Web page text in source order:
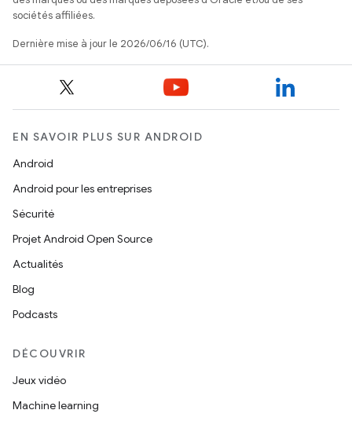
sociétés affiliées.
Dernière mise à jour le 2026/06/16 (UTC).
EN SAVOIR PLUS SUR ANDROID
Android
Android pour les entreprises
Sécurité
Projet Android Open Source
Actualités
Blog
Podcasts
DÉCOUVRIR
Jeux vidéo
Machine learning